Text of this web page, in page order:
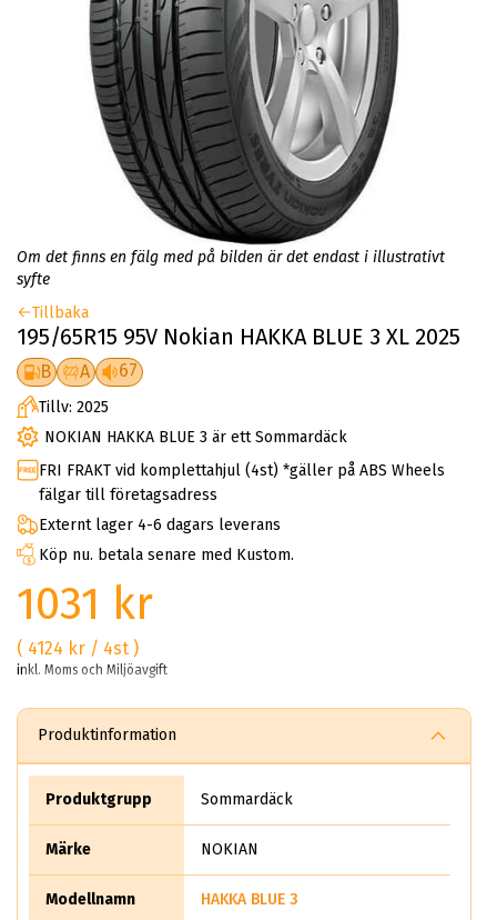
Om det finns en fälg med på bilden är det endast i illustrativt
syfte
Tillbaka
195/65R15 95V Nokian HAKKA BLUE 3 XL 2025
B A 67
Tillv: 2025
NOKIAN HAKKA BLUE 3 är ett Sommardäck
FRI FRAKT vid komplettahjul (4st) *gäller på ABS Wheels
fälgar till företagsadress
Externt lager 4-6 dagars leverans
Köp nu. betala senare med Kustom.
1031 kr
( 4124 kr / 4st )
inkl. Moms och Miljöavgift
Produktinformation
Produktgrupp Sommardäck
Märke NOKIAN
Modellnamn HAKKA BLUE 3